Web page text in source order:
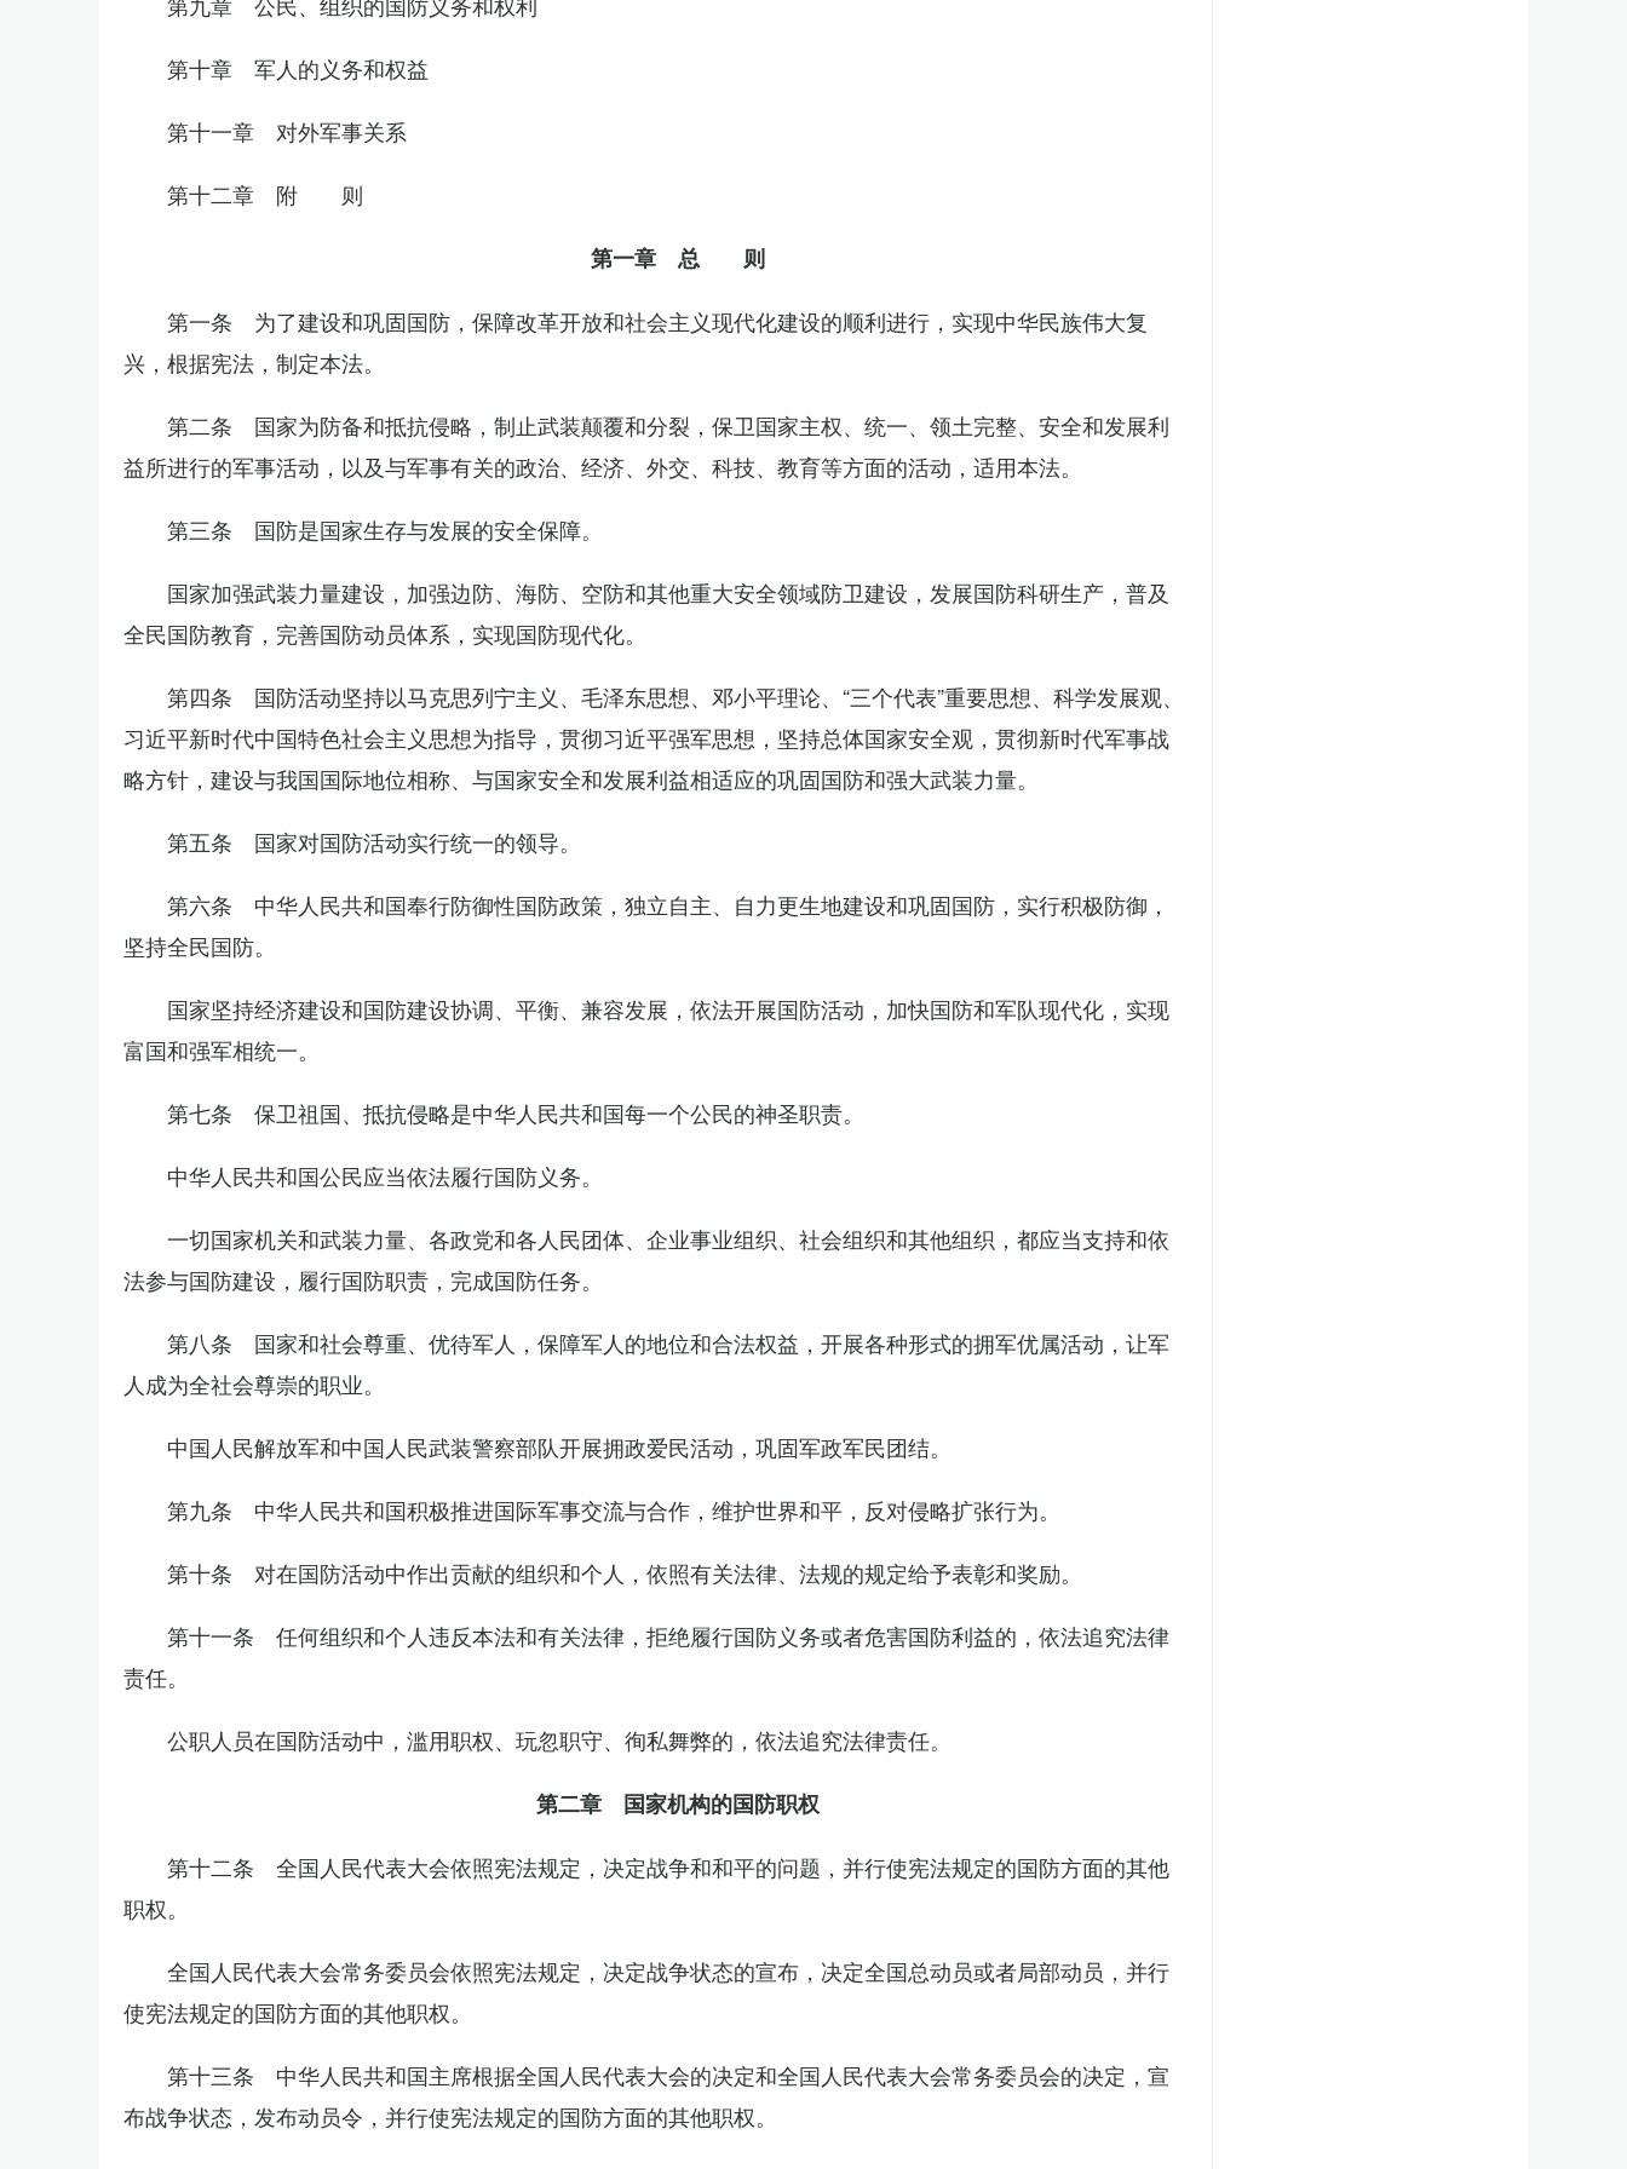
第十章 军人的义务和权益
第十一章 对外军事关系
第十二章 附 则
第一章 总 则
第一条 为了建设和巩固国防，保障改革开放和社会主义现代化建设的顺利进行，实现中华民族伟大复
兴，根据宪法，制定本法。
第二条 国家为防备和抵抗侵略，制止武装颠覆和分裂，保卫国家主权、统一、领土完整、安全和发展利
益所进行的军事活动，以及与军事有关的政治、经济、外交、科技、教育等方面的活动，适用本法。
第三条 国防是国家生存与发展的安全保障。
国家加强武装力量建设，加强边防、海防、空防和其他重大安全领域防卫建设，发展国防科研生产，普及
全民国防教育，完善国防动员体系，实现国防现代化。
第四条 国防活动坚持以马克思列宁主义、毛泽东思想、邓小平理论、“三个代表”重要思想、科学发展观、
习近平新时代中国特色社会主义思想为指导，贯彻习近平强军思想，坚持总体国家安全观，贯彻新时代军事战
略方针，建设与我国国际地位相称、与国家安全和发展利益相适应的巩固国防和强大武装力量。
第五条 国家对国防活动实行统一的领导。
第六条 中华人民共和国奉行防御性国防政策，独立自主、自力更生地建设和巩固国防，实行积极防御，
坚持全民国防。
国家坚持经济建设和国防建设协调、平衡、兼容发展，依法开展国防活动，加快国防和军队现代化，实现
富国和强军相统一。
第七条 保卫祖国、抵抗侵略是中华人民共和国每一个公民的神圣职责。
中华人民共和国公民应当依法履行国防义务。
一切国家机关和武装力量、各政党和各人民团体、企业事业组织、社会组织和其他组织，都应当支持和依
法参与国防建设，履行国防职责，完成国防任务。
第八条 国家和社会尊重、优待军人，保障军人的地位和合法权益，开展各种形式的拥军优属活动，让军
人成为全社会尊崇的职业。
中国人民解放军和中国人民武装警察部队开展拥政爱民活动，巩固军政军民团结。
第九条 中华人民共和国积极推进国际军事交流与合作，维护世界和平，反对侵略扩张行为。
第十条 对在国防活动中作出贡献的组织和个人，依照有关法律、法规的规定给予表彰和奖励。
第十一条 任何组织和个人违反本法和有关法律，拒绝履行国防义务或者危害国防利益的，依法追究法律
责任。
公职人员在国防活动中，滥用职权、玩忽职守、徇私舞弊的，依法追究法律责任。
第二章 国家机构的国防职权
第十二条 全国人民代表大会依照宪法规定，决定战争和和平的问题，并行使宪法规定的国防方面的其他
职权。
全国人民代表大会常务委员会依照宪法规定，决定战争状态的宣布，决定全国总动员或者局部动员，并行
使宪法规定的国防方面的其他职权。
第十三条 中华人民共和国主席根据全国人民代表大会的决定和全国人民代表大会常务委员会的决定，宣
布战争状态，发布动员令，并行使宪法规定的国防方面的其他职权。